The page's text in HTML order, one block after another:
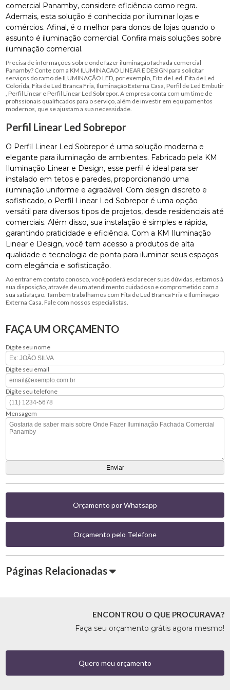
comercial Panamby, considere eficiência como regra.
Ademais, esta solução é conhecida por iluminar lojas e
comércios. Afinal, é o melhor para donos de lojas quando o
assunto é iluminação comercial. Confira mais soluções sobre
iluminação comercial.
Precisa de informações sobre onde fazer iluminação fachada comercial
Panamby? Conte com a KM ILUMINACAO LINEAR E DESIGN para solicitar
serviços do ramo de ILUMINAÇÃO LED, por exemplo, Fita de Led, Fita de Led
Colorida, Fita de Led Branca Fria, Iluminação Externa Casa, Perfil de Led Embutir
, Perfil Linear e Perfil Linear Led Sobrepor. A empresa conta com um time de
profissionais qualificados para o serviço, além de investir em equipamentos
modernos, que se ajustam a sua necessidade.
Perfil Linear Led Sobrepor
O Perfil Linear Led Sobrepor é uma solução moderna e
elegante para iluminação de ambientes. Fabricado pela KM
Iluminação Linear e Design, esse perfil é ideal para ser
instalado em tetos e paredes, proporcionando uma
iluminação uniforme e agradável. Com design discreto e
sofisticado, o Perfil Linear Led Sobrepor é uma opção
versátil para diversos tipos de projetos, desde residenciais até
comerciais. Além disso, sua instalação é simples e rápida,
garantindo praticidade e eficiência. Com a KM Iluminação
Linear e Design, você tem acesso a produtos de alta
qualidade e tecnologia de ponta para iluminar seus espaços
com elegância e sofisticação.
Ao entrar em contato conosco, você poderá esclarecer suas dúvidas, estamos à
sua disposição, através de um atendimento cuidadoso e comprometido com a
sua satisfação. Também trabalhamos com Fita de Led Branca Fria e Iluminação
Externa Casa. Fale com nossos especialistas.
FAÇA UM ORÇAMENTO
Digite seu nome
Digite seu email
Digite seu telefone
Mensagem
Orçamento por Whatsapp
Orçamento pelo Telefone
Páginas Relacionadas
ENCONTROU O QUE PROCURAVA?
Faça seu orçamento grátis agora mesmo!
Quero meu orçamento